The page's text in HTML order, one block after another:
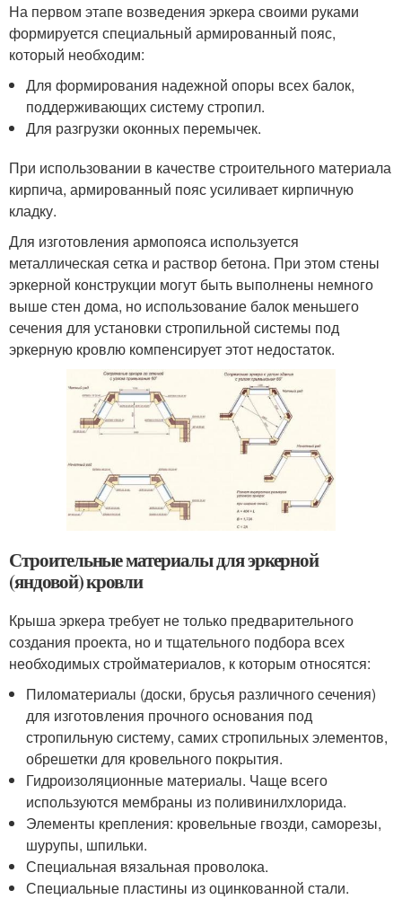
На первом этапе возведения эркера своими руками
формируется специальный армированный пояс,
который необходим:
Для формирования надежной опоры всех балок,
поддерживающих систему стропил.
Для разгрузки оконных перемычек.
При использовании в качестве строительного материала
кирпича, армированный пояс усиливает кирпичную
кладку.
Для изготовления армопояса используется
металлическая сетка и раствор бетона. При этом стены
эркерной конструкции могут быть выполнены немного
выше стен дома, но использование балок меньшего
сечения для установки стропильной системы под
эркерную кровлю компенсирует этот недостаток.
Строительные материалы для эркерной
(яндовой) кровли
Крыша эркера требует не только предварительного
создания проекта, но и тщательного подбора всех
необходимых стройматериалов, к которым относятся:
Пиломатериалы (доски, брусья различного сечения)
для изготовления прочного основания под
стропильную систему, самих стропильных элементов,
обрешетки для кровельного покрытия.
Гидроизоляционные материалы. Чаще всего
используются мембраны из поливинилхлорида.
Элементы крепления: кровельные гвозди, саморезы,
шурупы, шпильки.
Специальная вязальная проволока.
Специальные пластины из оцинкованной стали.